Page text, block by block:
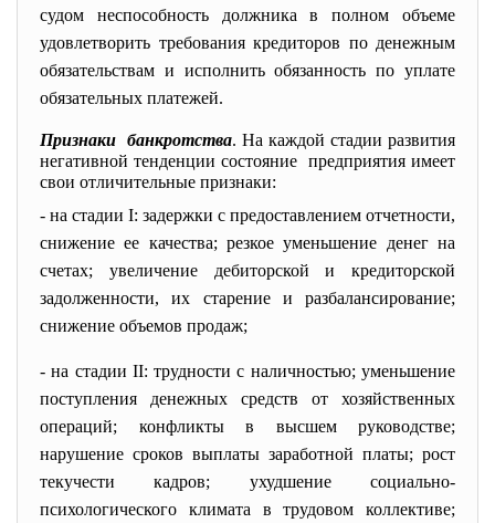
судом неспособность должника в полном объеме
удовлетворить требования кредиторов по денежным
обязательствам и исполнить обязанность по уплате
обязательных платежей.
Признаки банкротства. На каждой стадии развития
негативной тенденции состояние предприятия имеет
свои отличительные признаки:
- на стадии I: задержки с предоставлением отчетности,
снижение ее качества; резкое уменьшение денег на
счетах; увеличение дебиторской и кредиторской
задолженности, их старение и разбалансирование;
снижение объемов продаж;
- на стадии II: трудности с наличностью; уменьшение
поступления денежных средств от хозяйственных
oпераций; конфликты в высшем руководстве;
нарушение сроков выплаты заработной платы; рост
текучести кадров; ухудшение социально-
психологического климата в трудовом коллективе;